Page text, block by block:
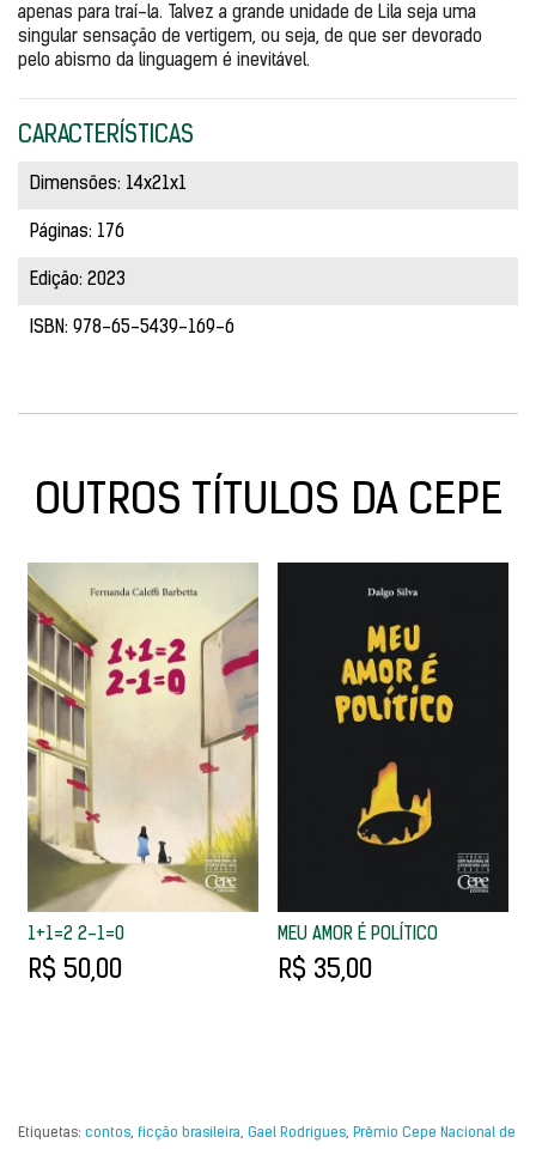
apenas para traí-la. Talvez a grande unidade de Lila seja uma
singular sensação de vertigem, ou seja, de que ser devorado
pelo abismo da linguagem é inevitável.
CARACTERÍSTICAS
Dimensões: 14x21x1
Páginas: 176
Edição: 2023
ISBN: 978-65-5439-169-6
OUTROS TÍTULOS DA CEPE
1+1=2 2-1=0
R$ 50,00
MEU AMOR É POLÍTICO
R$ 35,00
Etiquetas: contos, ficção brasileira, Gael Rodrigues, Prêmio Cepe Nacional de